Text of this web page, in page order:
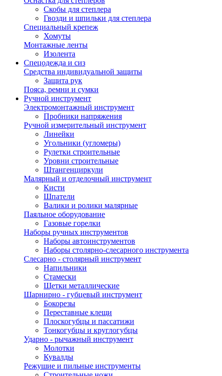
Скобы для степлера
Гвозди и шпильки для степлера
Специальный крепеж
Хомуты
Монтажные ленты
Изолента
Спецодежда и сиз
Средства индивидуальной защиты
Защита рук
Пояса, ремни и сумки
Ручной инструмент
Электромонтажный инструмент
Пробники напряжения
Ручной измерительный инструмент
Линейки
Угольники (угломеры)
Рулетки строительные
Уровни строительные
Штангенциркули
Малярный и отделочный инструмент
Кисти
Шпатели
Валики и ролики малярные
Паяльное оборудование
Газовые горелки
Наборы ручных инструментов
Наборы автоинструментов
Наборы столярно-слесарного инструмента
Слесарно - столярный инструмент
Напильники
Стамески
Щетки металлические
Шарнирно - губцевый инструмент
Бокорезы
Переставные клещи
Плоскогубцы и пассатижи
Тонкогубцы и круглогубцы
Ударно - рычажный инструмент
Молотки
Кувалды
Режушие и пильные инструменты